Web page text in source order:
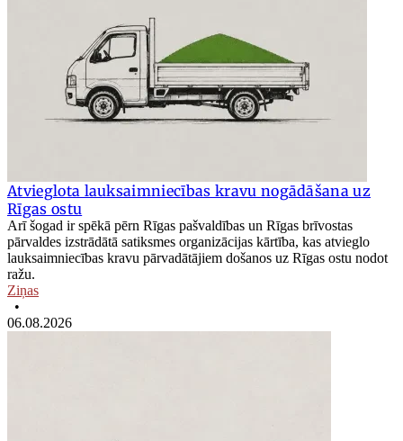
Atvieglota lauksaimniecības kravu nogādāšana uz
Rīgas ostu
Arī šogad ir spēkā pērn Rīgas pašvaldības un Rīgas brīvostas
pārvaldes izstrādātā satiksmes organizācijas kārtība, kas atvieglo
lauksaimniecības kravu pārvadātājiem došanos uz Rīgas ostu nodot
ražu.
Ziņas
•
06.08.2026